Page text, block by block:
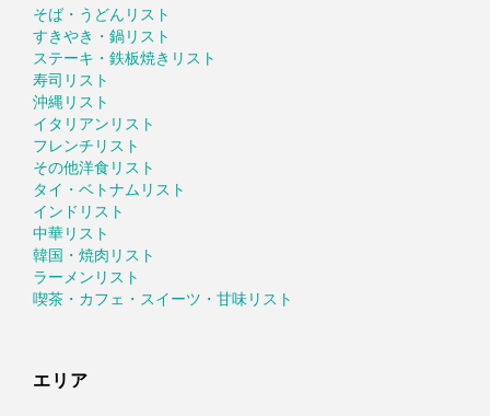
そば・うどんリスト
すきやき・鍋リスト
ステーキ・鉄板焼きリスト
寿司リスト
沖縄リスト
イタリアンリスト
フレンチリスト
その他洋食リスト
タイ・ベトナムリスト
インドリスト
中華リスト
韓国・焼肉リスト
ラーメンリスト
喫茶・カフェ・スイーツ・甘味リスト
エリア